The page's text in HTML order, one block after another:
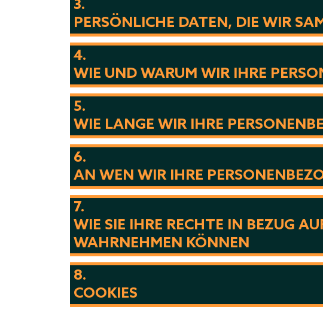
3.
PERSÖNLICHE DATEN, DIE WIR
4.
WIE UND WARUM WIR IHRE
5.
WIE LANGE WIR IHRE
6.
AN WEN WIR IHRE
7.
WIE SIE IHRE RECHTE IN BEZUG
WAHRNEHMEN KÖNNEN
8.
COOKIES